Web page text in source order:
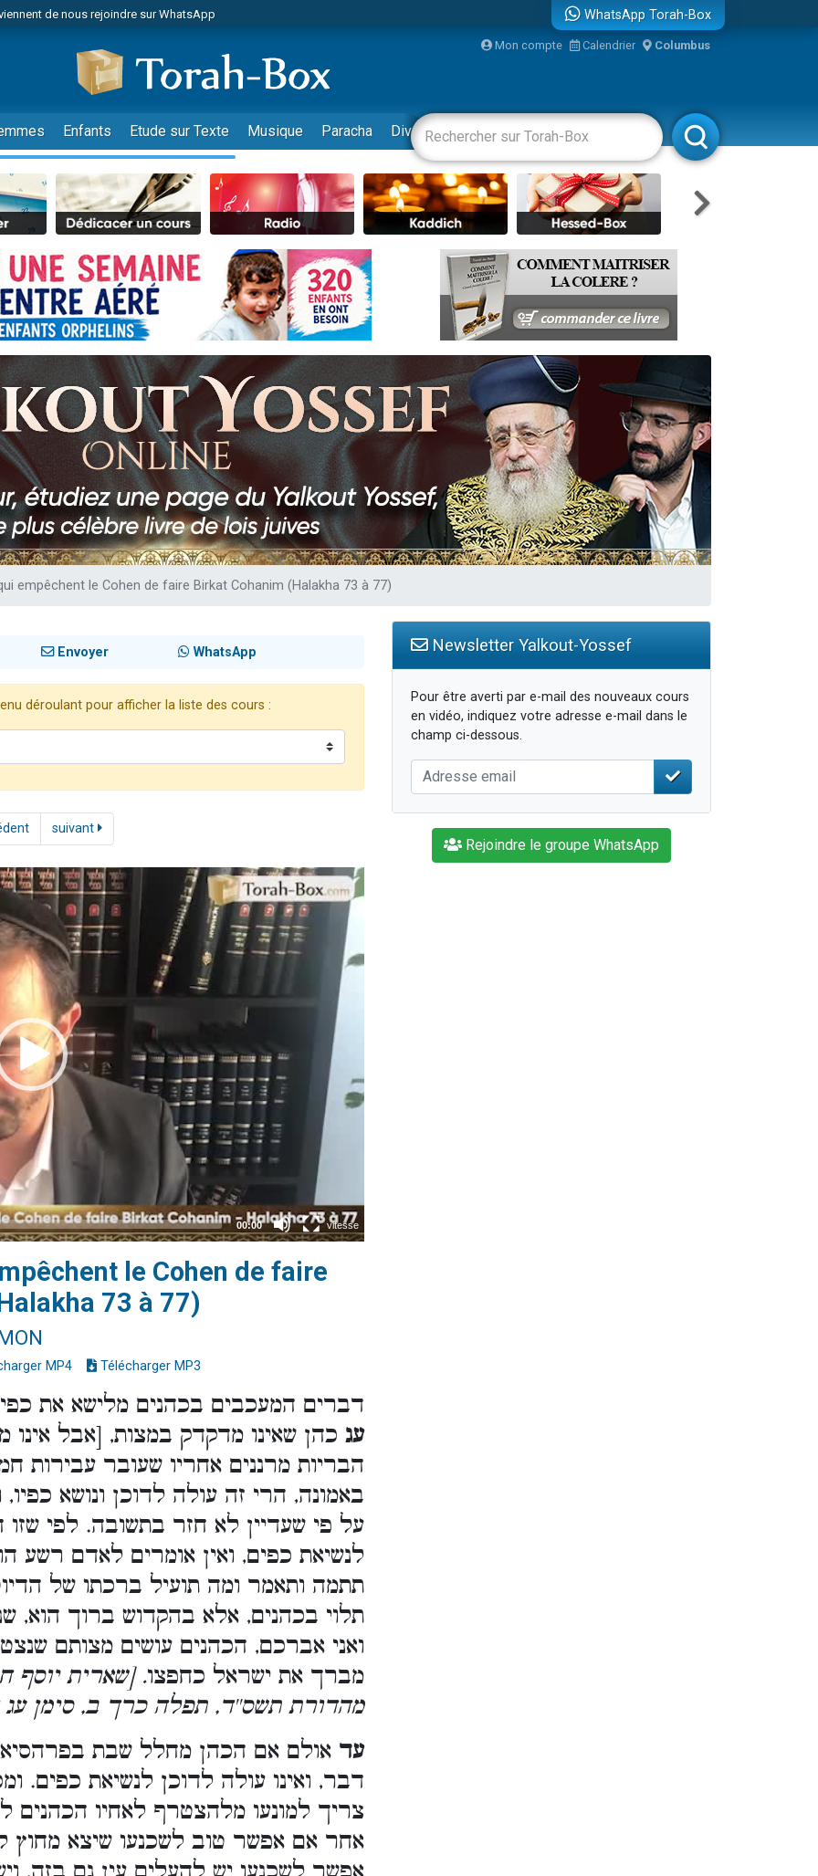
de nous rejoindre sur WhatsApp
donner son Maasser
viennent de faire un don pour 5 jours de vacances aux Orphelins
viennent de faire un don pour Diane, 80 ans, dans un appartement insalubre
viennent de demander une bénédiction
de nous rejoindre sur WhatsApp
viennent de faire un don pour Sauvez la jambe de Yohan
places pour étudier en groupe sur Zoom
musiques dans Torah-Box Music
de nous rejoindre sur WhatsApp
de nous rejoindre sur WhatsApp
de nous rejoindre sur WhatsApp
musiques dans Torah-Box Music
viennent de faire un don pour Tsédaka : pauvres d'Israel
radio : Visions de grandeur n°104 : Le Chabbath et le Birkat Hamazone à travers le temps
viennent de demander une bénédiction
son Maasser
places pour étudier en groupe sur Zoom
son Maasser
WhatsApp Torah-Box
Mon compte Calendrier Columbus
Enfants Etude sur Texte Musique Paracha Divertissements Livres Rabbanim
empêchent le Cohen de faire Birkat Cohanim (Halakha 73 à 77)
Envoyer WhatsApp
déroulant pour afficher la liste des cours :
suivant
le Cohen de faire
73 à 77)
MP4 Télécharger MP3
דברים המעכבים בכהנים מלישא את
עג כהן שאינו מדקדק במצות, [אבל
הבריות מרננים אחריו שעובר עבירות
באמונה, הרי זה עולה לדוכן ונושא כפיו,
על פי שעדיין לא חזר בתשובה. לפי
לנשיאת כפים, ואין אומרים לאדם רשע
תתמה ותאמר ומה תועיל ברכתו של
תלוי בכהנים, אלא בהקדוש ברוך הוא,
ואני אברכם, הכהנים עושים מצותם
מברך את ישראל כחפצו. [שארית יוסף
מהדורת תשס''ד, תפלה כרך ב, סימן
עד אולם אם הכהן מחלל שבת
דבר, ואינו עולה לדוכן לנשיאת כפים.
צריך למונעו מלהצטרף לאחיו הכהנים
אחר אם אפשר טוב לשכנעו שיצא מחוץ
Newsletter Yalkout-Yossef
Pour être averti par e-mail des nouveaux cours
en vidéo, indiquez votre adresse e-mail dans le
champ ci-dessous.
Rejoindre le groupe WhatsApp